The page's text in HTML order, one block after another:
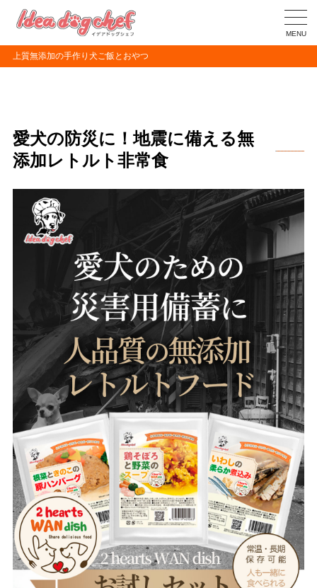
MENU
上質無添加の手作り犬ご飯とおやつ
愛犬の防災に！地震に備える無
添加レトルト非常食